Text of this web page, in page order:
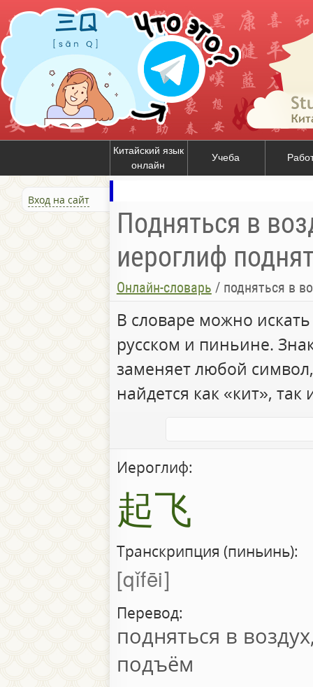
Китайский язык
онлайн
Учеба
Вход на сайт
Подняться в
иероглиф
Онлайн-словарь / подняться в
В словаре можно
русском и пиньине.
заменяет любой
найдется как «кит», так
Иероглиф:
起飞
Транскрипция (пиньинь):
qǐfēi
Перевод:
подняться в
подъём